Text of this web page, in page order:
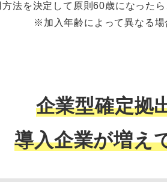
法を決定して原則60歳になった
※加入年齢によって異なる場
企業型確定拠
導入企業が増え